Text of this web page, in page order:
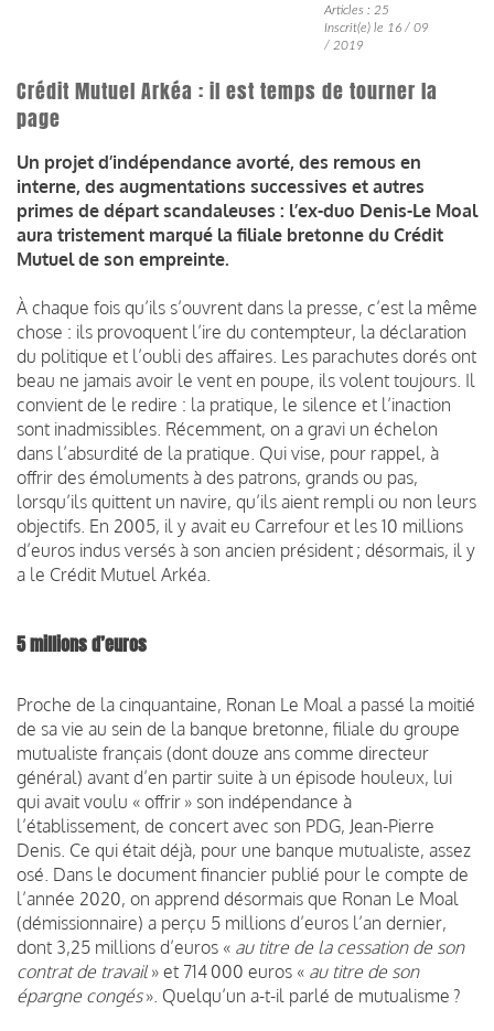
Articles : 25
Inscrit(e) le 16 / 09
/ 2019
Crédit Mutuel Arkéa : il est temps de tourner la
page
Un projet d’indépendance avorté, des remous en
interne, des augmentations successives et autres
primes de départ scandaleuses : l’ex-duo Denis-Le Moal
aura tristement marqué la filiale bretonne du Crédit
Mutuel de son empreinte.
À chaque fois qu’ils s’ouvrent dans la presse, c’est la même
chose : ils provoquent l’ire du contempteur, la déclaration
du politique et l’oubli des affaires. Les parachutes dorés ont
beau ne jamais avoir le vent en poupe, ils volent toujours. Il
convient de le redire : la pratique, le silence et l’inaction
sont inadmissibles. Récemment, on a gravi un échelon
dans l’absurdité de la pratique. Qui vise, pour rappel, à
offrir des émoluments à des patrons, grands ou pas,
lorsqu’ils quittent un navire, qu’ils aient rempli ou non leurs
objectifs. En 2005, il y avait eu Carrefour et les 10 millions
d’euros indus versés à son ancien président ; désormais, il y
a le Crédit Mutuel Arkéa.
5 millions d’euros
Proche de la cinquantaine, Ronan Le Moal a passé la moitié
de sa vie au sein de la banque bretonne, filiale du groupe
mutualiste français (dont douze ans comme directeur
général) avant d’en partir suite à un épisode houleux, lui
qui avait voulu « offrir » son indépendance à
l’établissement, de concert avec son PDG, Jean-Pierre
Denis. Ce qui était déjà, pour une banque mutualiste, assez
osé. Dans le document financier publié pour le compte de
l’année 2020, on apprend désormais que Ronan Le Moal
(démissionnaire) a perçu 5 millions d’euros l’an dernier,
dont 3,25 millions d’euros « au titre de la cessation de son
contrat de travail » et 714 000 euros « au titre de son
épargne congés». Quelqu’un a-t-il parlé de mutualisme ?